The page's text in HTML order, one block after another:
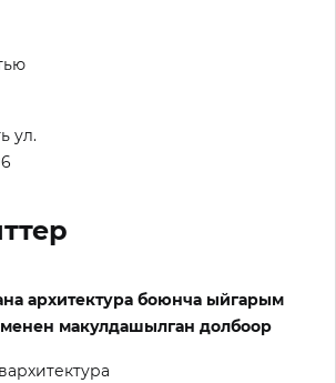
ул.
архитектура боюнча ыйгарым
менен макулдашылган долбоор